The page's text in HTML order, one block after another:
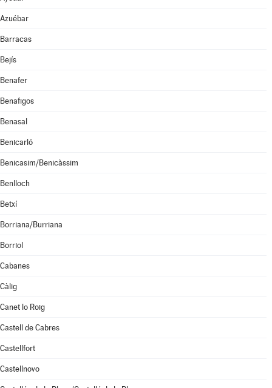
Azuébar
Barracas
Bejís
Benafer
Benafigos
Benasal
Benicarló
Benicasim/Benicàssim
Benlloch
Betxí
Borriana/Burriana
Borriol
Cabanes
Càlig
Canet lo Roig
Castell de Cabres
Castellfort
Castellnovo